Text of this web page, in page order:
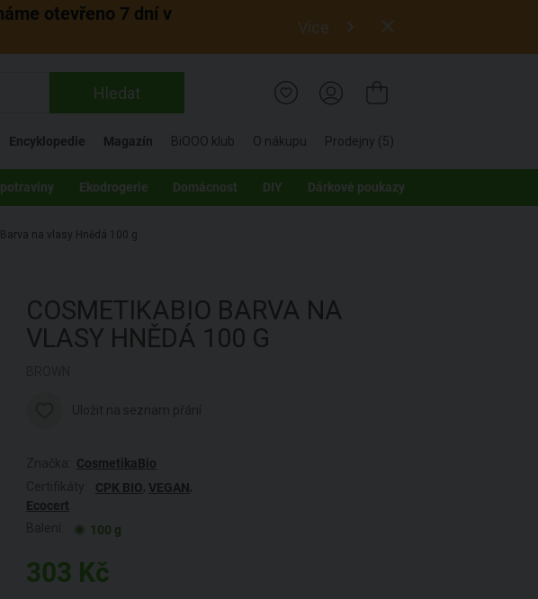
otevřeno 7 dní v
Více
Hledat
Encyklopedie Magazín BiOOO klub O nákupu Prodejny (5)
Ekodrogerie Domácnost DIY Dárkové poukazy
na vlasy Hnědá 100 g
COSMETIKABIO BARVA NA
VLASY HNĚDÁ 100 G
CosmetikaBio
CPK BIO, VEGAN,
Ecocert
100 g
303 Kč